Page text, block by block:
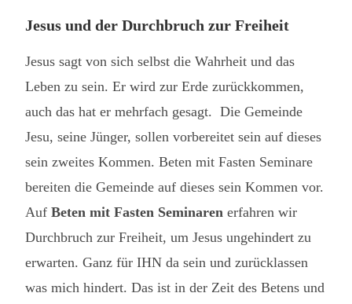
Jesus und der Durchbruch zur Freiheit
Jesus sagt von sich selbst die Wahrheit und das
Leben zu sein. Er wird zur Erde zurückkommen,
auch das hat er mehrfach gesagt. Die Gemeinde
Jesu, seine Jünger, sollen vorbereitet sein auf dieses
sein zweites Kommen. Beten mit Fasten Seminare
bereiten die Gemeinde auf dieses sein Kommen vor.
AufBeten mit Fasten Seminarenerfahren wir
Durchbruch zur Freiheit, um Jesus ungehindert zu
erwarten. Ganz für IHN da sein und zurücklassen
was mich hindert. Das ist in der Zeit des Betens und